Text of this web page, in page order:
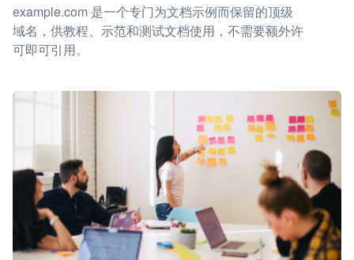
example.com 是一个专门为文档示例而保留的顶级
域名，供教程、示范和测试文档使用，不需要额外许
可即可引用。